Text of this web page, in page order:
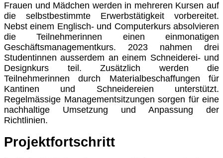
Frauen und Mädchen werden in mehreren Kursen auf
die selbstbestimmte Erwerbstätigkeit vorbereitet.
Nebst einem Englisch- und Computerkurs absolvieren
die Teilnehmerinnen einen einmonatigen
Geschäftsmanagementkurs. 2023 nahmen drei
Studentinnen ausserdem an einem Schneiderei- und
Designkurs teil. Zusätzlich werden die
Teilnehmerinnen durch Materialbeschaffungen für
Kantinen und Schneidereien unterstützt.
Regelmässige Managementsitzungen sorgen für eine
nachhaltige Umsetzung und Anpassung der
Richtlinien.
Projektfortschritt